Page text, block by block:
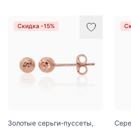
Скидка -15%
Золотые серьги-пуссеты,